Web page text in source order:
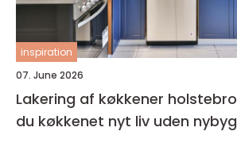
inspiration
07. June 2026
Lakering af køkkener holstebro sådan giver
du køkkenet nyt liv uden nybyg